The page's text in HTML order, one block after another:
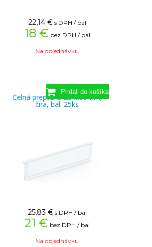
22,14 € s DPH / bal
18 € bez DPH / bal
Na objednávku
Čelná prepážka 234x90mm,
číra, bal. 25ks
25,83 € s DPH / bal
21 € bez DPH / bal
Na objednávku